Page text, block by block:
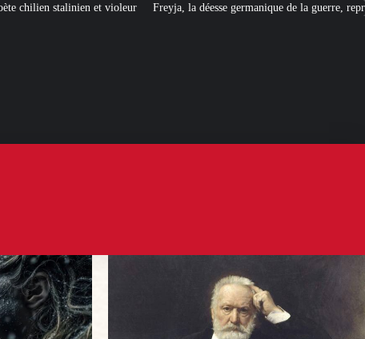
Freyja, la déesse germanique de la guerre, reprend du service… [UNE